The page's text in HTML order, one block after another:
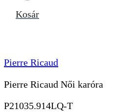
Kosár
Pierre Ricaud
Pierre Ricaud Női karóra
P21035.914LQ-T